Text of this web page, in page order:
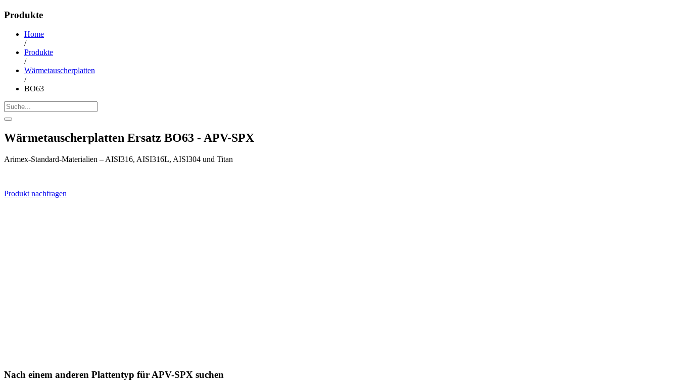
Produkte
Home
/
Produkte
/
Wärmetauscherplatten
/
BO63
Wärmetauscherplatten Ersatz BO63 - APV-SPX
Arimex-Standard-Materialien – AISI316, AISI316L, AISI304 und Titan
Produkt nachfragen
Nach einem anderen Plattentyp für APV-SPX suchen